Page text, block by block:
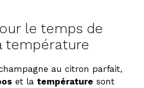
le temps de
température
au citron parfait,
et la température sont